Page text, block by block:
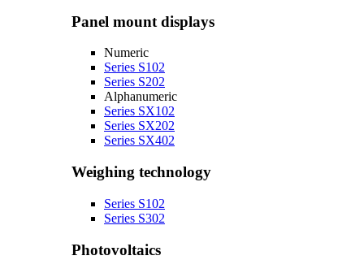
Panel mount displays
Numeric
Series S102
Series S202
Alphanumeric
Series SX102
Series SX202
Series SX402
Weighing technology
Series S102
Series S302
Photovoltaics